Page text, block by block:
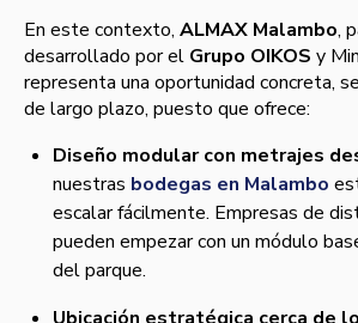
En este contexto, ALMAX Malambo,
desarrollado por el Grupo OIKOS y
representa una oportunidad concreta,
de largo plazo, puesto que ofrece:
Diseño modular con metrajes
nuestras bodegas en Malambo
escalar fácilmente. Empresas de
pueden empezar con un módulo
del parque.